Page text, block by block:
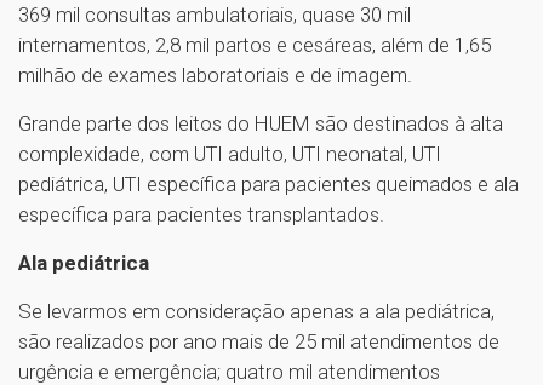
369 mil consultas ambulatoriais, quase 30 mil
internamentos, 2,8 mil partos e cesáreas, além de 1,65
milhão de exames laboratoriais e de imagem.
Grande parte dos leitos do HUEM são destinados à alta
complexidade, com UTI adulto, UTI neonatal, UTI
pediátrica, UTI específica para pacientes queimados e ala
específica para pacientes transplantados.
Ala pediátrica
Se levarmos em consideração apenas a ala pediátrica,
são realizados por ano mais de 25 mil atendimentos de
urgência e emergência; quatro mil atendimentos